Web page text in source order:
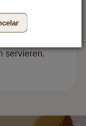
erst
Pie mit
servieren.